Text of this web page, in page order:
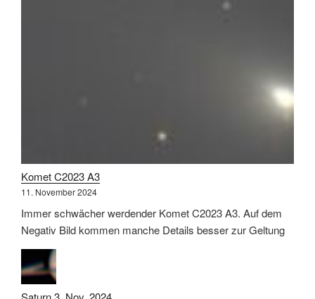
Komet C2023 A3
11. November 2024
Immer schwächer werdender Komet C2023 A3. Auf dem
Negativ Bild kommen manche Details besser zur Geltung